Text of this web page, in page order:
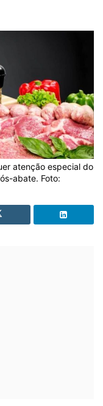
atenção especial do
abate. Foto: